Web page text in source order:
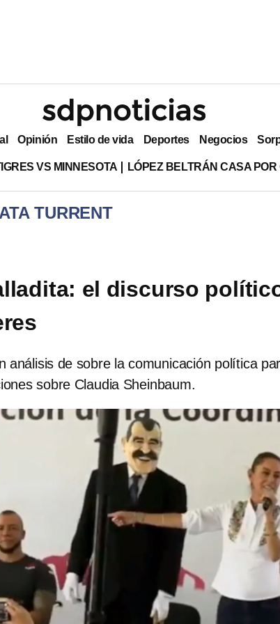
Opinión Estilo de vida Deportes Negocios
VS MINNESOTA LÓPEZ BELTRÁN CASA
TURRENT
el discurso
análisis de sobre la comunicación política
sobre Claudia Sheinbaum.